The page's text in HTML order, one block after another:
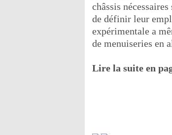
châssis
de définir leur
expérimentale a
de menuiseries en
Lire la suite en